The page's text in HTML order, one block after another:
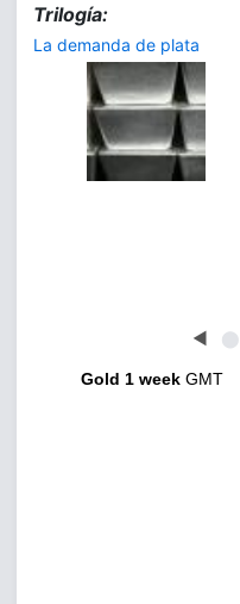
Trilogía:
La demanda de plata
◀ ⬤
Gold 1 week GMT